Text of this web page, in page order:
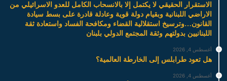
الاستقرار الحقيقي لا يكتمل إلا بالانسحاب الكامل للعدو الاسرائيلي من
الاراضي اللبنانية وبقيام دولة قوية وعادلة قادرة على بسط سيادة
القانون…وترسيخ استقلالية القضاء ومكافحة الفساد واستعادة ثقة
اللبنانيين بدولتهم وثقة المجتمع الدولي بلبنان
أغسطس 4, 2026
هل تعود طرابلس إلى الخارطة العالمية؟
أغسطس 4, 2026